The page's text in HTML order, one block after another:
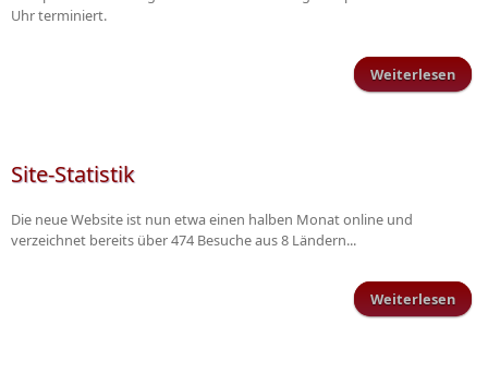
Uhr terminiert.
Weiterlesen
Site-Statistik
Die neue Website ist nun etwa einen halben Monat online und
verzeichnet bereits über 474 Besuche aus 8 Ländern...
Weiterlesen